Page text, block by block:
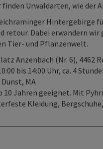
Urwaldarten, wie der
Hintergebirge
retour. Dabei erwandern
Tier- und Pflanzenwelt.
Anzenbach (Nr. 6), 4462
bis 14:00 Uhr, ca. 4
MA
10 Jahren geeignet. Mit
Kleidung,